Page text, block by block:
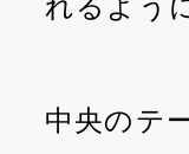
れるよう
中央のテ